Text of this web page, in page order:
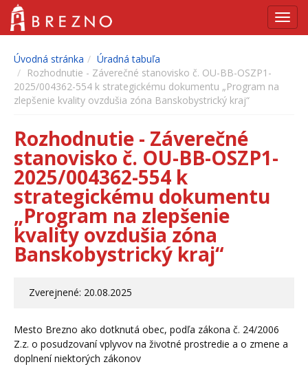
Úvodná stránka
Úradná tabuľa
Rozhodnutie - Záverečné stanovisko č. OU-BB-OSZP1-
2025/004362-554 k strategickému dokumentu „Program na
zlepšenie kvality ovzdušia zóna Banskobystrický kraj“
Rozhodnutie - Záverečné
stanovisko č. OU-BB-OSZP1-
2025/004362-554 k
strategickému dokumentu
„Program na zlepšenie
kvality ovzdušia zóna
Banskobystrický kraj“
Zverejnené: 20.08.2025
Mesto Brezno ako dotknutá obec, podľa zákona č. 24/2006
Z.z. o posudzovaní vplyvov na životné prostredie a o zmene a
doplnení niektorých zákonov